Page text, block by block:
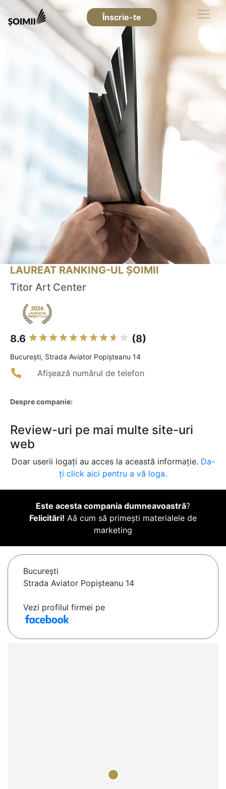
Înscrie-te
LAUREAT RANKING-UL ȘOIMII
Titor Art Center
8.6 (8)
Bucureşti, Strada Aviator Popișteanu 14
Afișează numărul de telefon
Despre companie:
Review-uri pe mai multe site-uri
web
Doar userii logați au acces la această informație. Da-
ți click aici pentru a vă loga.
Este acesta compania dumneavoastră?
Felicitări! Aă cum să primești materialele de
marketing
Bucureşti
Strada Aviator Popișteanu 14
Vezi profilul firmei pe